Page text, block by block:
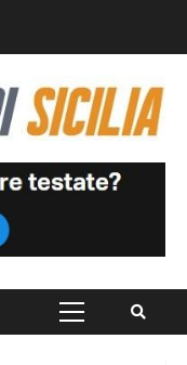
Primary